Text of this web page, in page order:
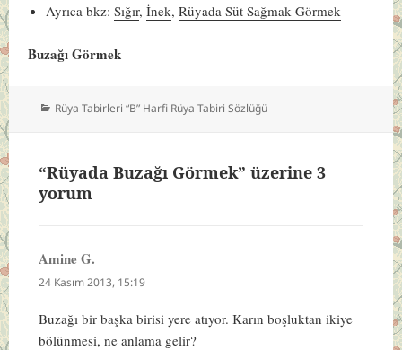
Ayrıca bkz:Sığır,İnek,Rüyada Süt Sağmak Görmek
Buzağı Görmek
Kategoriler
Rüya Tabirleri “B” Harfi Rüya Tabiri Sözlüğü
“Rüyada Buzağı Görmek” üzerine 3
yorum
Amine G.
ki:
24 Kasım 2013, 15:19
Buzağı bir başka birisi yere atıyor. Karın boşluktan ikiye
bölünmesi, ne anlama gelir?